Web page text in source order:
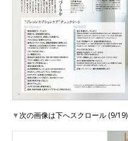
▼次の画像は下へスクロール (9/19)